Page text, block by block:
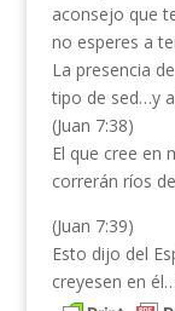
aconsejo que
no esperes a
La presencia
tipo de sed…y
(Juan 7:38)
El que cree en
correrán ríos
(Juan 7:39)
Esto dijo del
creyesen en